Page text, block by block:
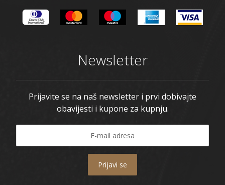
Newsletter
Prijavite se na naš newsletter i prvi dobivajte
obavijesti i kupone za kupnju.
Prijavi se